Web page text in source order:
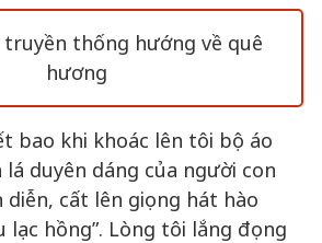
thống hướng về quê
hương
bao khi khoác lên tôi bộ áo
lá duyên dáng của người con
cất lên giọng hát hào
lạc hồng”. Lòng tôi lắng đọng